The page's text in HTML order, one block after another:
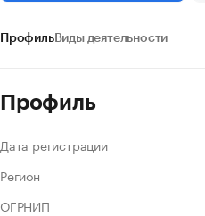
ПрофильВиды деятельности
Профиль
Дата регистрации
Регион
ОГРНИП